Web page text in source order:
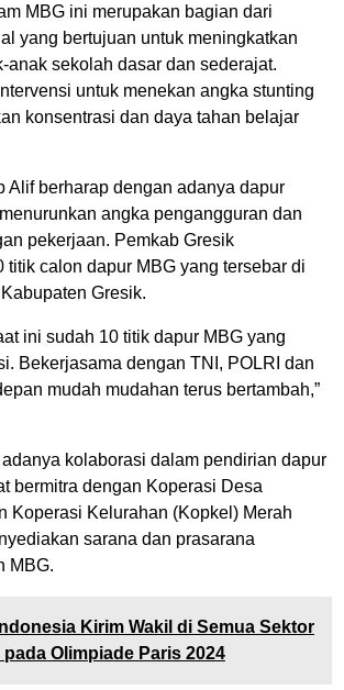
MBG ini merupakan bagian dari
yang bertujuan untuk meningkatkan
anak sekolah dasar dan sederajat.
untuk menekan angka stunting
konsentrasi dan daya tahan belajar
Alif berharap dengan adanya dapur
angka pengangguran dan
pekerjaan. Pemkab Gresik
titik calon dapur MBG yang tersebar di
Gresik.
ini sudah 10 titik dapur MBG yang
Bekerjasama dengan TNI, POLRI dan
mudah mudahan terus bertambah,”
kolaborasi dalam pendirian dapur
bermitra dengan Koperasi Desa
Koperasi Kelurahan (Kopkel) Merah
sarana dan prasarana
MBG.
Indonesia Kirim Wakil di Semua Sektor
Olimpiade Paris 2024